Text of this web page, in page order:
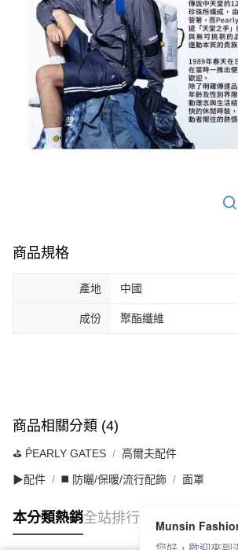
商品規格
產地 中國
成份 聚酯纖維
商品相關分類 (4)
⛳️ ṔEARLY GATES 高爾夫配件
▶配件 ◼️ 防曬/保暖/流行配飾 面罩
本分類熱銷全站排行
Munsin